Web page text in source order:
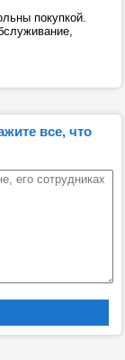
покупкой.
все, что